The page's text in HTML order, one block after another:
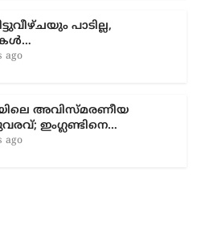
പാടില്ല,
ago
അവിസ്മരണീയ
ഇംഗ്ലണ്ടിനെ…
ago